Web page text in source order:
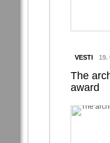
VESTI 19.
The
award